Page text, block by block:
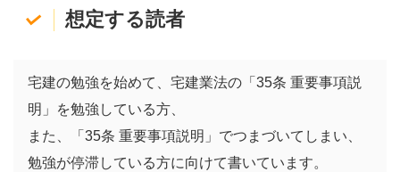
想定する読者
宅建の勉強を始めて、宅建業法の「35条 重要事項説
明」を勉強している方、
また、「35条 重要事項説明」でつまづいてしまい、
勉強が停滞している方に向けて書いています。